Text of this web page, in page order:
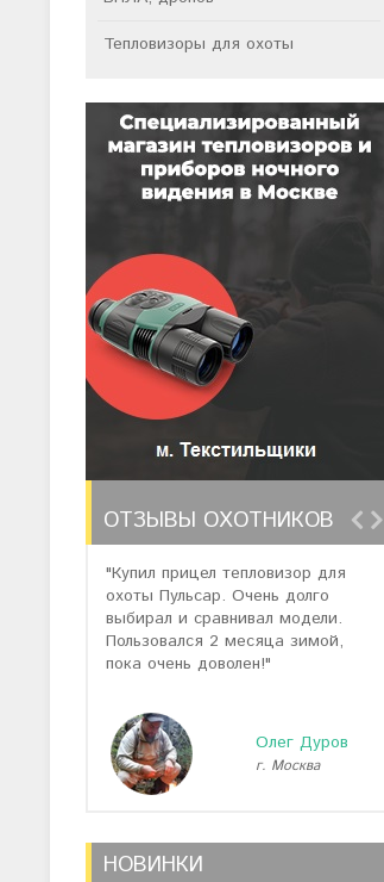
Тепловизоры для охоты
ОТЗЫВЫ ОХОТНИКОВ
"Купил прицел тепловизор для
охоты Пульсар. Очень долго
выбирал и сравнивал модели.
Пользовался 2 месяца зимой,
пока очень доволен!"
Олег Дуров
г. Москва
НОВИНКИ